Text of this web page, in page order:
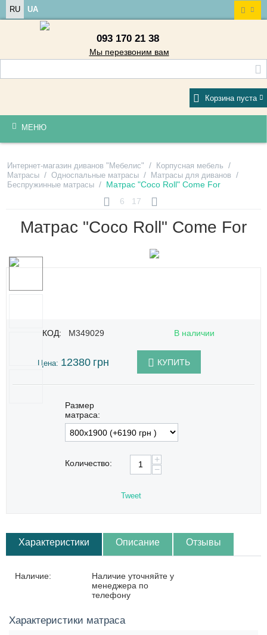
RU UA
093 170 21 38
Мы перезвоним вам
Корзина пуста
МЕНЮ
Интернет-магазин диванов "Мебелис" / Корпусная мебель /
Матрасы / Односпальные матрасы / Матрасы для диванов /
Беспружинные матрасы / Матрас "Coco Roll" Come For
6
17
Матрас "Coco Roll" Come For
КОД: M349029 В наличии
Цена: 12380 грн КУПИТЬ
Размер
матраса:
Количество:
+
−
Tweet
Характеристики Описание Отзывы
Наличие:
Наличие уточняйте у
менеджера по
телефону
Характеристики матраса